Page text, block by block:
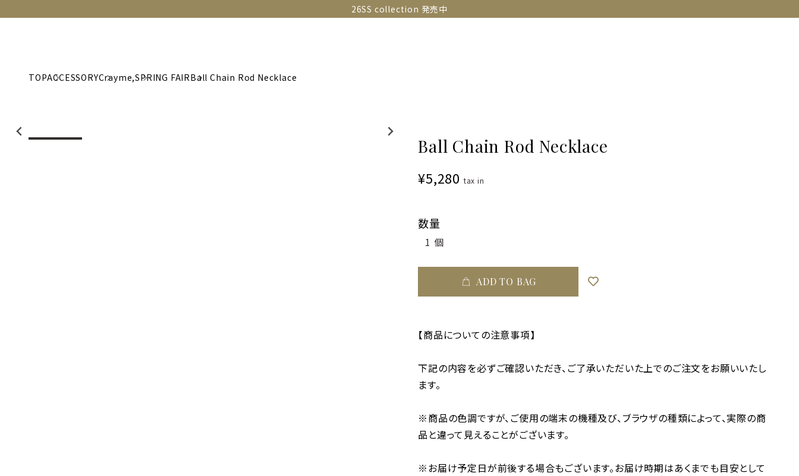
26SS collection 発売中
TOPACCESSORYCrayme,SPRING FAIRBall Chain Rod Necklace
Ball Chain Rod Necklace
¥5,280 tax in
数量
ADD TO BAG
【商品についての注意事項】
下記の内容を必ずご確認いただき、ご了承いただいた上でのご注文をお願いいたし
ます。
※商品の色調ですが、ご使用の端末の機種及び、ブラウザの種類によって、実際の商
品と違って見えることがございます。
※お届け予定日が前後する場合もございます。お届け時期はあくまでも目安として